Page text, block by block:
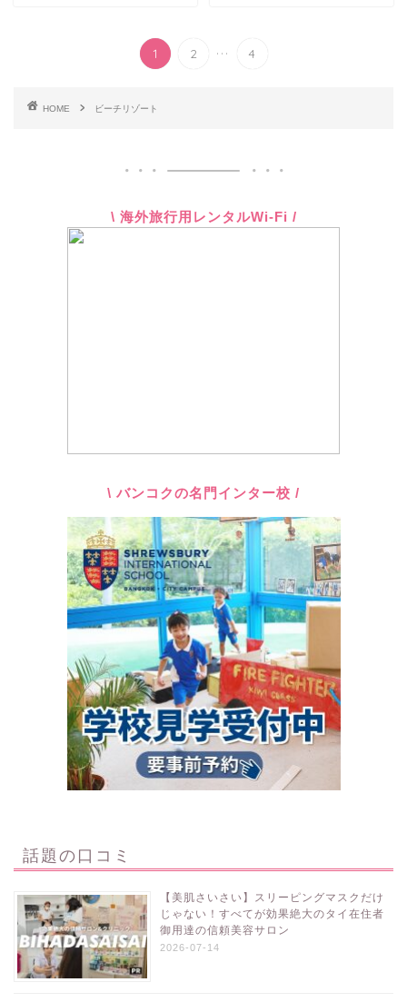
1 2 ... 4
HOME ビーチリゾート
\ 海外旅行用レンタルWi-Fi /
\ バンコクの名門インター校 /
話題の口コミ
【美肌さいさい】スリーピングマスクだけ
じゃない！すべてが効果絶大のタイ在住者
御用達の信頼美容サロン
2026-07-14